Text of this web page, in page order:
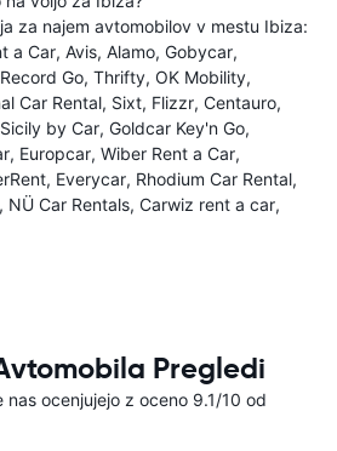
za najem avtomobilov v mestu Ibiza:
a Car Avis Alamo Gobycar
Record Go Thrifty OK Mobility
Car Rental Sixt Flizzr Centauro
Sicily by Car Goldcar Key'n Go
Europcar Wiber Rent a Car
Everycar Rhodium Car Rental
NÜ Car Rentals Carwiz rent a car
Pregledi
nas ocenjujejo z oceno 9.1/10 od